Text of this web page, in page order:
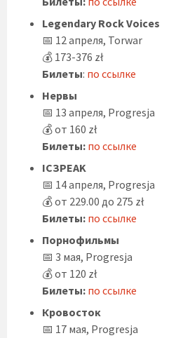
Legendary Rock Voices
📅 12 апреля, Torwar
💰 173-376 zł
Билеты: по ссылке
Нервы
📅 13 апреля, Progresja
💰 от 160 zł
Билеты: по ссылке
ICЗPEAK
📅 14 апреля, Progresja
💰 от 229.00 до 275 zł
Билеты: по ссылке
Порнофильмы
📅 3 мая, Progresja
💰 от 120 zł
Билеты: по ссылке
Кровосток
📅 17 мая, Progresja